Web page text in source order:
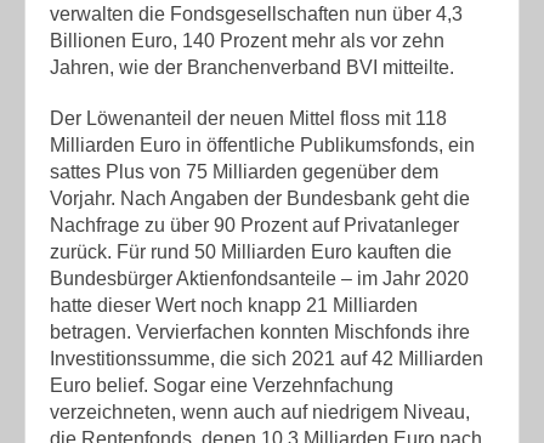
verwalten die Fondsgesellschaften nun über 4,3
Billionen Euro, 140 Prozent mehr als vor zehn
Jahren, wie der Branchenverband BVI mitteilte.
Der Löwenanteil der neuen Mittel floss mit 118
Milliarden Euro in öffentliche Publikumsfonds, ein
sattes Plus von 75 Milliarden gegenüber dem
Vorjahr. Nach Angaben der Bundesbank geht die
Nachfrage zu über 90 Prozent auf Privatanleger
zurück. Für rund 50 Milliarden Euro kauften die
Bundesbürger Aktienfondsanteile – im Jahr 2020
hatte dieser Wert noch knapp 21 Milliarden
betragen. Vervierfachen konnten Mischfonds ihre
Investitionssumme, die sich 2021 auf 42 Milliarden
Euro belief. Sogar eine Verzehnfachung
verzeichneten, wenn auch auf niedrigem Niveau,
die Rentenfonds, denen 10,3 Milliarden Euro nach